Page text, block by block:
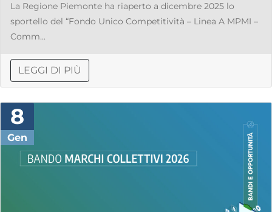
La Regione Piemonte ha riaperto a dicembre 2025 lo
sportello del “Fondo Unico Competitività – Linea A MPMI –
Comm...
LEGGI DI PIÙ
8
Gen